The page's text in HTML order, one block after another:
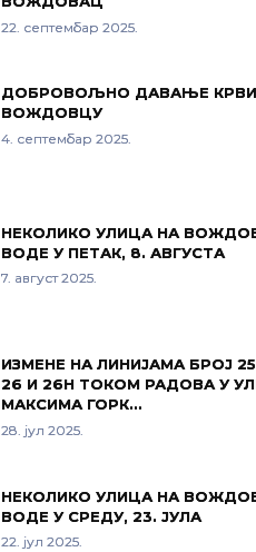
22. септембар 2025.
ДОБРОВОЉНО ДАВАЊЕ
ВОЖДОВЦУ
4. септембар 2025.
НЕКОЛИКО УЛИЦА НА
ВОДЕ У ПЕТАК, 8. АВГУСТА
7. август 2025.
ИЗМЕНЕ НА ЛИНИЈАМА БРОЈ
26 И 26Н ТОКОМ РАДОВА У
МАКСИМА ГОРК…
28. јул 2025.
НЕКОЛИКО УЛИЦА НА
ВОДЕ У СРЕДУ, 23. ЈУЛА
22. јул 2025.